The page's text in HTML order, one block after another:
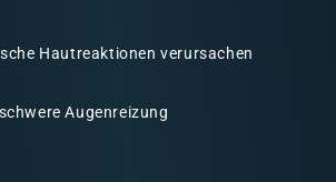
Hautreaktionen verursachen
Augenreizung